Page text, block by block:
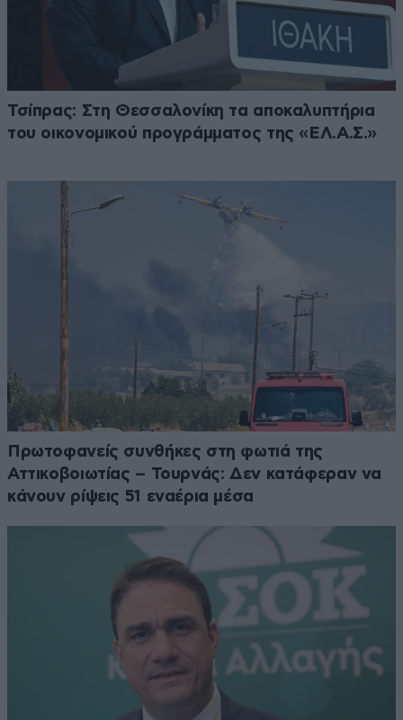
Τσίπρας: Στη Θεσσαλονίκη τα αποκαλυπτήρια
του οικονομικού προγράμματος της «ΕΛ.Α.Σ.»
Πρωτοφανείς συνθήκες στη φωτιά της
Αττικοβοιωτίας – Τουρνάς: Δεν κατάφεραν να
κάνουν ρίψεις 51 εναέρια μέσα